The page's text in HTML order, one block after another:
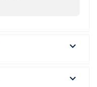
expand_more
expand_more